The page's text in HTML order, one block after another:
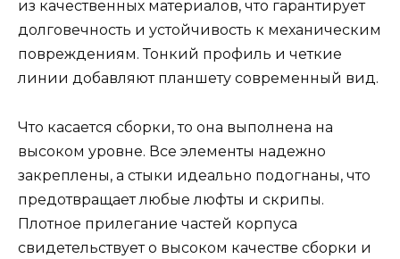
из качественных материалов, что гарантирует
долговечность и устойчивость к механическим
повреждениям. Тонкий профиль и четкие
линии добавляют планшету современный вид.
Что касается сборки, то она выполнена на
высоком уровне. Все элементы надежно
закреплены, а стыки идеально подогнаны, что
предотвращает любые люфты и скрипы.
Плотное прилегание частей корпуса
свидетельствует о высоком качестве сборки и